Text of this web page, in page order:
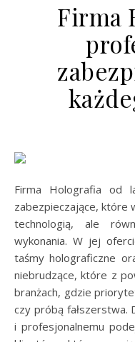
Firma
Firma Holografia od
zabezpieczające, które
technologią, ale
wykonania. W jej
taśmy holograficzne
niebrudzące, które z
branżach, gdzie
czy próbą fałszerstwa.
i profesjonalnemu